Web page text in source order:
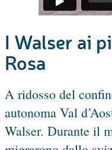
I Walser ai
Rosa
A ridosso del
autonoma Val
Walser. Durante il